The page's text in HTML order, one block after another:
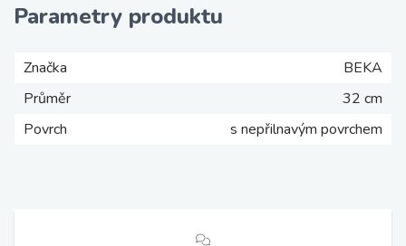
Parametry produktu
Značka
BEKA
Průměr
32 cm
Povrch
s nepřilnavým povrchem